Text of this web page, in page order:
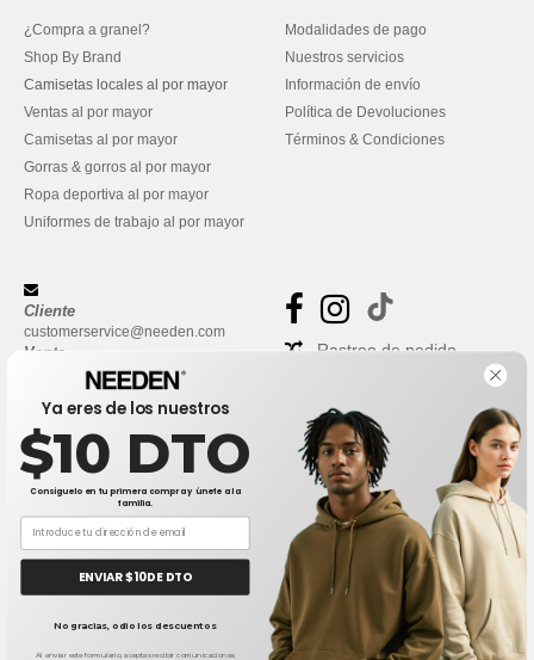
¿Compra a granel?
Shop By Brand
Camisetas locales al por mayor
Ventas al por mayor
Camisetas al por mayor
Gorras & gorros al por mayor
Ropa deportiva al por mayor
Uniformes de trabajo al por mayor
Modalidades de pago
Nuestros servicios
Información de envío
Política de Devoluciones
Términos & Condiciones
Cliente
customerservice@needen.com
Venta
sales@needen.com
Rastreo de pedido
Hola
Si tienes dudas o preguntas, puedes
escribirnos en cualquier momento.
Ya eres de los nuestros
$10 DTO
Consíguelo en tu primera compra y únete a la
familia.
ENVIAR $10 DE DTO
No gracias, odio los descuentos
Al enviar este formulario, aceptas recibir comunicaciones